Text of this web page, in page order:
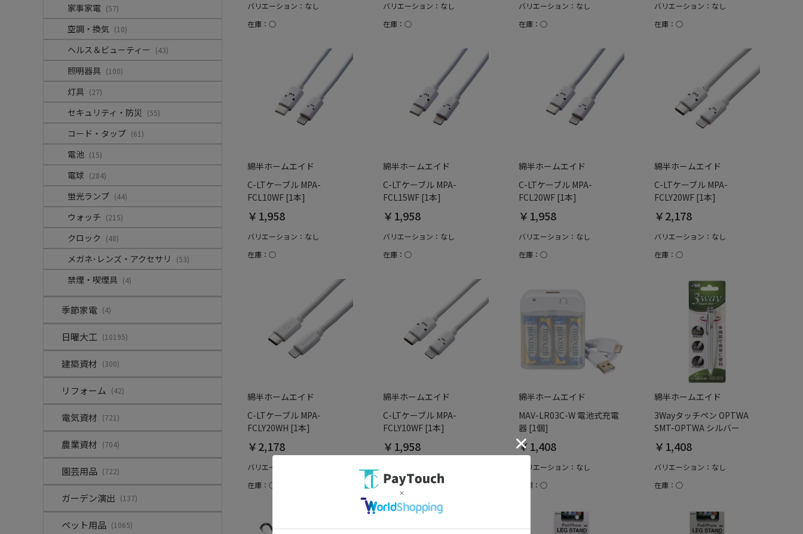
家事家電 (57)
空調・換気 (10)
ヘルス＆ビューティー (43)
照明器具 (100)
灯具 (27)
セキュリティ・防災 (55)
コード・タップ (61)
電池 (15)
電球 (284)
蛍光ランプ (44)
ウォッチ (215)
クロック (48)
メガネ･レンズ・アクセサリ (53)
禁煙・喫煙具 (4)
季節家電 (4)
日曜大工 (10195)
建築資材 (300)
リフォーム (42)
電気資材 (721)
農業資材 (704)
園芸用品 (722)
ガーデン演出 (137)
ペット用品 (1065)
バリエーション：なし
在庫：○
バリエーション：なし
在庫：○
バリエーション：なし
在庫：○
バリエーション：なし
在庫：○
綿半ホームエイド
C-LTケーブル MPA-
FCL10WF [1本]
￥1,958
バリエーション：なし
在庫：○
綿半ホームエイド
C-LTケーブル MPA-
FCL15WF [1本]
￥1,958
バリエーション：なし
在庫：○
綿半ホームエイド
C-LTケーブル MPA-
FCL20WF [1本]
￥1,958
バリエーション：なし
在庫：○
綿半ホームエイド
C-LTケーブル MPA-
FCLY20WF [1本]
￥2,178
バリエーション：なし
在庫：○
綿半ホームエイド
C-LTケーブル MPA-
FCLY20WH [1本]
￥2,178
バリエーション：なし
在庫：○
綿半ホームエイド
C-LTケーブル MPA-
FCLY10WF [1本]
￥1,958
在庫：○
綿半ホームエイド
MAV-LR03C-W 電池式充電
器 [1個]
￥1,408
バリエーション：なし
在庫：○
綿半ホームエイド
3Wayタッチペン OPTWA
SMT-OPTWA シルバー
￥1,408
バリエーション：なし
在庫：○